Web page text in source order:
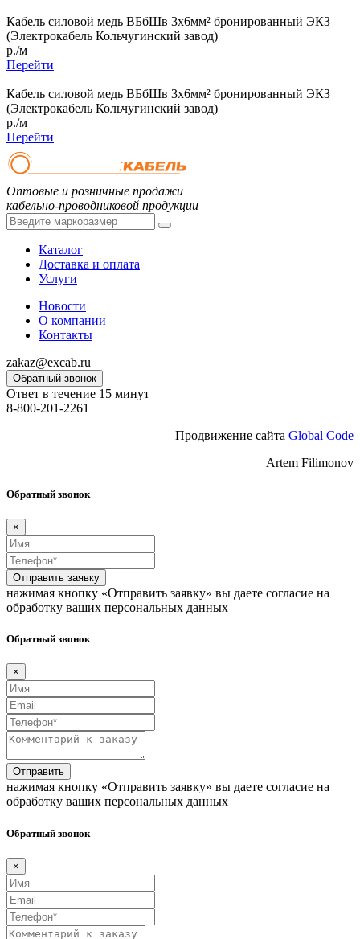
Кабель силовой медь ВБбШв 3x6мм² бронированный ЭКЗ
(Электрокабель Кольчугинский завод)
р./м
Перейти
Кабель силовой медь ВБбШв 3x6мм² бронированный ЭКЗ
(Электрокабель Кольчугинский завод)
р./м
Перейти
Оптовые и розничные продажи
кабельно-проводниковой продукции
Каталог
Доставка и оплата
Услуги
Новости
О компании
Контакты
zakaz@excab.ru
Обратный звонок
Ответ в течение 15 минут
8-800-201-2261
Продвижение сайта Global Code
Artem Filimonov
Обратный звонок
×
Отправить заявку
нажимая кнопку «Отправить заявку» вы даете согласие на
обработку ваших персональных данных
Обратный звонок
×
Отправить
нажимая кнопку «Отправить заявку» вы даете согласие на
обработку ваших персональных данных
Обратный звонок
×